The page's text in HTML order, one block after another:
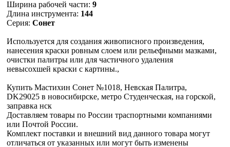
Ширина рабочей части: 9
Длина инструмента: 144
Серия: Сонет
Используется для создания живописного произведения,
нанесения краски ровным слоем или рельефными мазками,
очистки палитры или для частичного удаления
невысохшей краски с картины.,
Купить Мастихин Сонет №1018, Невская Палитра,
DK29025 в новосибирске, метро Студенческая, на горской,
заправка нск
Доставляем товары по России траспортными компаниями
или Почтой России.
Комплект поставки и внешний вид данного товара могут
отличаться от указанных или могут быть изменены